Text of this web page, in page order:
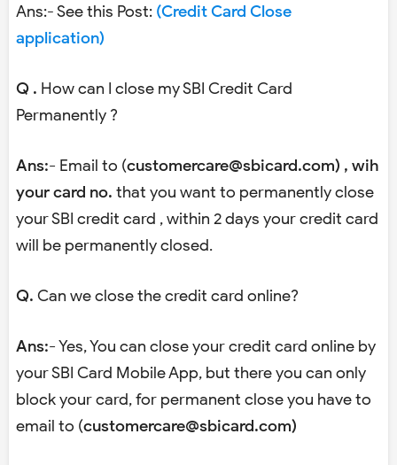
Ans:- See this Post: (Credit Card Close
application)
Q . How can I close my SBI Credit Card
Permanently ?
Ans:- Email to (customercare@sbicard.com) , wih
your card no. that you want to permanently close
your SBI credit card , within 2 days your credit card
will be permanently closed.
Q. Can we close the credit card online?
Ans:-Yes, You can close your credit card online by
your SBI Card Mobile App, but there you can only
block your card, for permanent close you have to
email to (customercare@sbicard.com)